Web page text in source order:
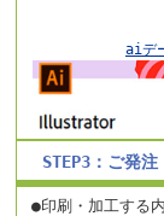
aiデ
STEP3：ご発注
●印刷・加工する